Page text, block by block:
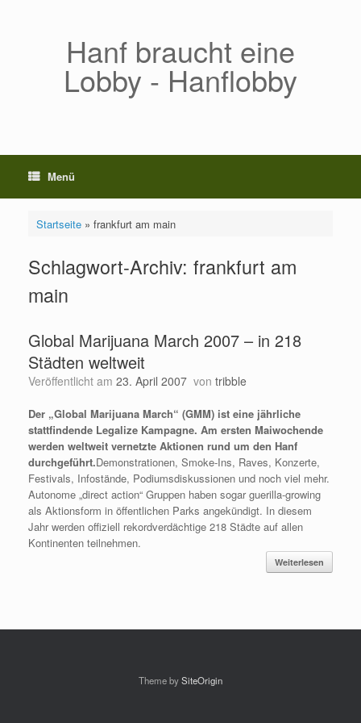
Hanf braucht eine
Lobby - Hanflobby
Menü
Startseite» frankfurt am main
Schlagwort-Archiv: frankfurt am
main
Global Marijuana March 2007 – in 218
Städten weltweit
Veröffentlicht am 23. April 2007 von tribble
Der „Global Marijuana March“ (GMM) ist eine jährliche
stattfindende Legalize Kampagne. Am ersten Maiwochende
werden weltweit vernetzte Aktionen rund um den Hanf
durchgeführt.Demonstrationen, Smoke-Ins, Raves, Konzerte,
Festivals, Infostände, Podiumsdiskussionen und noch viel mehr.
Autonome „direct action“ Gruppen haben sogar guerilla-growing
als Aktionsform in öffentlichen Parks angekündigt. In diesem
Jahr werden offiziell rekordverdächtige 218 Städte auf allen
Kontinenten teilnehmen.
Weiterlesen
Theme bySiteOrigin